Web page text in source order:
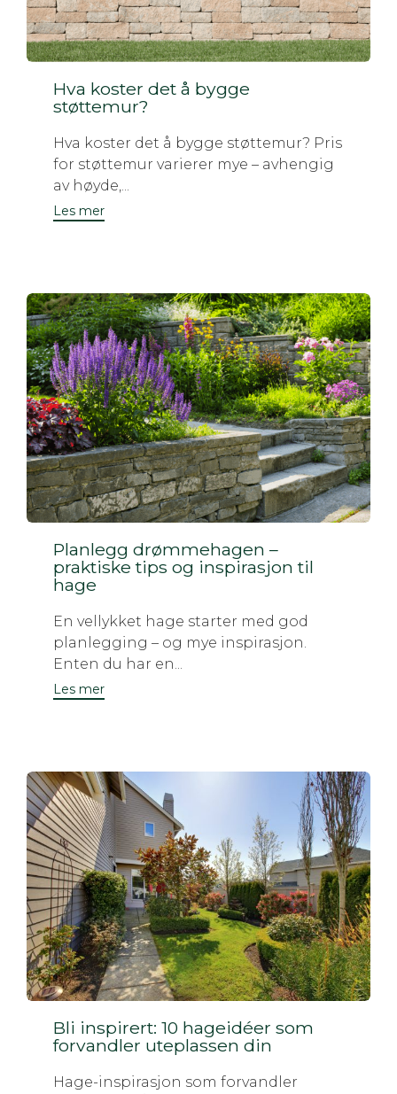
Hva koster det å bygge
støttemur?
Hva koster det å bygge støttemur? Pris
for støttemur varierer mye – avhengig
av høyde,...
Les mer
Planlegg drømmehagen –
praktiske tips og inspirasjon til
hage
En vellykket hage starter med god
planlegging – og mye inspirasjon.
Enten du har en...
Les mer
Bli inspirert: 10 hageidéer som
forvandler uteplassen din
Hage-inspirasjon som forvandler